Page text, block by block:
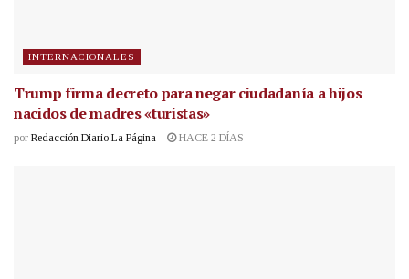
INTERNACIONALES
Trump firma decreto para negar ciudadanía a hijos
nacidos de madres «turistas»
por Redacción Diario La Página HACE 2 DÍAS